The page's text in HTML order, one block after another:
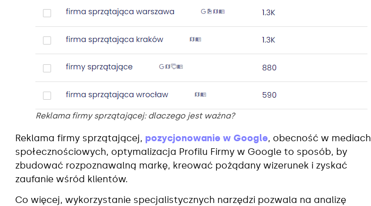
Reklama firmy sprzątającej: dlaczego jest ważna?
Reklama firmy sprzątającej, pozycjonowanie w Google, obecność w mediach
społecznościowych, optymalizacja Profilu Firmy w Google to sposób, by
zbudować rozpoznawalną markę, kreować pożądany wizerunek i zyskać
zaufanie wśród klientów.
Co więcej, wykorzystanie specjalistycznych narzędzi pozwala na analizę